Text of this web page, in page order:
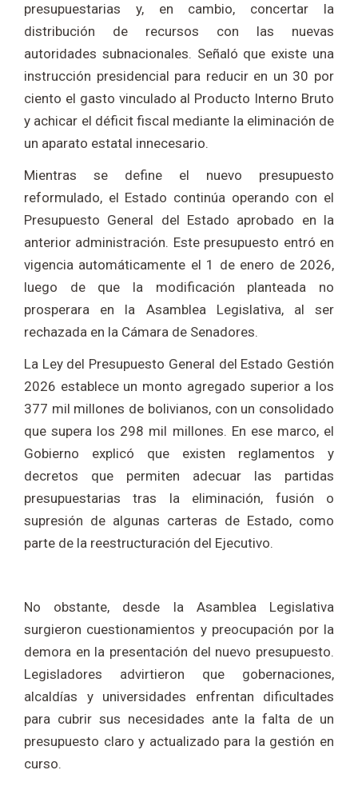
presupuestarias y, en cambio, concertar la
distribución de recursos con las nuevas
autoridades subnacionales. Señaló que existe una
instrucción presidencial para reducir en un 30 por
ciento el gasto vinculado al Producto Interno Bruto
y achicar el déficit fiscal mediante la eliminación de
un aparato estatal innecesario.
Mientras se define el nuevo presupuesto
reformulado, el Estado continúa operando con el
Presupuesto General del Estado aprobado en la
anterior administración. Este presupuesto entró en
vigencia automáticamente el 1 de enero de 2026,
luego de que la modificación planteada no
prosperara en la Asamblea Legislativa, al ser
rechazada en la Cámara de Senadores.
La Ley del Presupuesto General del Estado Gestión
2026 establece un monto agregado superior a los
377 mil millones de bolivianos, con un consolidado
que supera los 298 mil millones. En ese marco, el
Gobierno explicó que existen reglamentos y
decretos que permiten adecuar las partidas
presupuestarias tras la eliminación, fusión o
supresión de algunas carteras de Estado, como
parte de la reestructuración del Ejecutivo.
No obstante, desde la Asamblea Legislativa
surgieron cuestionamientos y preocupación por la
demora en la presentación del nuevo presupuesto.
Legisladores advirtieron que gobernaciones,
alcaldías y universidades enfrentan dificultades
para cubrir sus necesidades ante la falta de un
presupuesto claro y actualizado para la gestión en
curso.